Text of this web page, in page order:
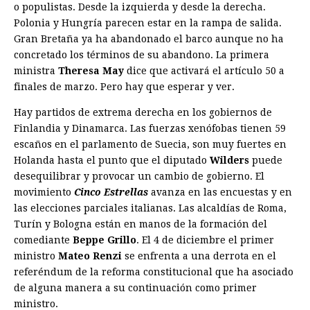
o populistas. Desde la izquierda y desde la derecha.
Polonia y Hungría parecen estar en la rampa de salida.
Gran Bretaña ya ha abandonado el barco aunque no ha
concretado los términos de su abandono. La primera
ministra Theresa Maydice que activará el artículo 50 a
finales de marzo. Pero hay que esperar y ver.
Hay partidos de extrema derecha en los gobiernos de
Finlandia y Dinamarca. Las fuerzas xenófobas tienen 59
escaños en el parlamento de Suecia, son muy fuertes en
Holanda hasta el punto que el diputado Wilders puede
desequilibrar y provocar un cambio de gobierno. El
movimiento Cinco Estrellas avanza en las encuestas y en
las elecciones parciales italianas. Las alcaldías de Roma,
Turín y Bologna están en manos de la formación del
comediante Beppe Grillo. El 4 de diciembre el primer
ministro Mateo Renzi se enfrenta a una derrota en el
referéndum de la reforma constitucional que ha asociado
de alguna manera a su continuación como primer
ministro.